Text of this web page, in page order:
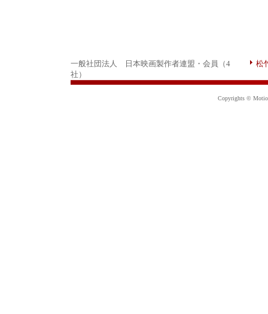
一般社団法人 日本映画製作者連盟・会員（4
社）
松
Copyrights ©